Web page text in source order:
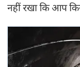
नहीं रखा कि आप